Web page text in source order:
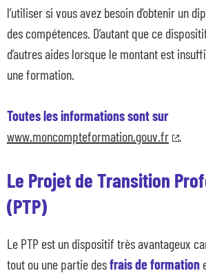
l’utiliser si vous avez besoin d’obtenir un
des compétences. D’autant que ce
d’autres aides lorsque le montant est
une formation.
Toutes les informations sont sur
www.moncompteformation.gouv.fr
Le Projet de Transition
(PTP)
Le PTP est un dispositif très avantageux
tout ou une partie desfrais de formation